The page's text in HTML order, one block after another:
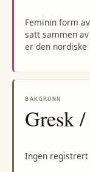
Feminin form
satt sammen
er den nordiske
BAKGRUNN
Gresk
Ingen registrert